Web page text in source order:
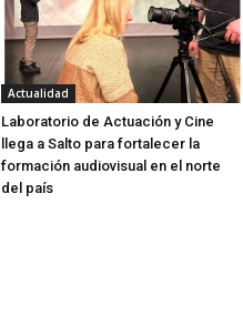
Actualidad
Laboratorio de Actuación y Cine
llega a Salto para fortalecer la
formación audiovisual en el norte
del país